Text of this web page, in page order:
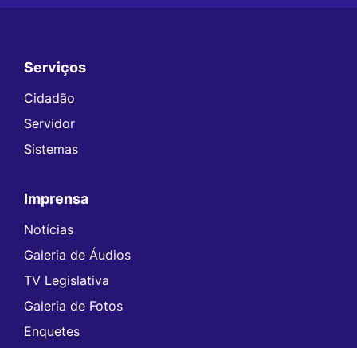
Seção do Rodapé e Contato
Serviços
Cidadão
Servidor
Sistemas
Imprensa
Notícias
Galeria de Áudios
TV Legislativa
Galeria de Fotos
Enquetes